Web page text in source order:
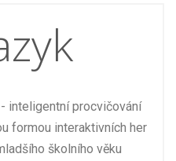
- inteligentní procvičování
formou interaktivních her
školního věku